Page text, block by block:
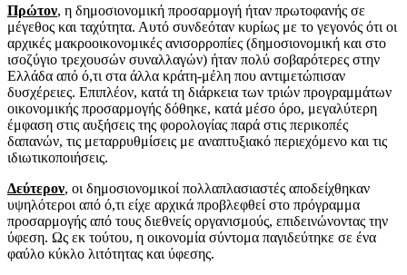
Πρώτον, η δημοσιονομική προσαρμογή ήταν πρωτοφανής σε
μέγεθος και ταχύτητα. Αυτό συνδεόταν κυρίως με το γεγονός ότι οι
αρχικές μακροοικονομικές ανισορροπίες (δημοσιονομική και στο
ισοζύγιο τρεχουσών συναλλαγών) ήταν πολύ σοβαρότερες στην
Ελλάδα από ό,τι στα άλλα κράτη-μέλη που αντιμετώπισαν
δυσχέρειες. Επιπλέον, κατά τη διάρκεια των τριών προγραμμάτων
οικονομικής προσαρμογής δόθηκε, κατά μέσο όρο, μεγαλύτερη
έμφαση στις αυξήσεις της φορολογίας παρά στις περικοπές
δαπανών, τις μεταρρυθμίσεις με αναπτυξιακό περιεχόμενο και τις
ιδιωτικοποιήσεις.
Δεύτερον, οι δημοσιονομικοί πολλαπλασιαστές αποδείχθηκαν
υψηλότεροι από ό,τι είχε αρχικά προβλεφθεί στο πρόγραμμα
προσαρμογής από τους διεθνείς οργανισμούς, επιδεινώνοντας την
ύφεση. Ως εκ τούτου, η οικονομία σύντομα παγιδεύτηκε σε ένα
φαύλο κύκλο λιτότητας και ύφεσης.